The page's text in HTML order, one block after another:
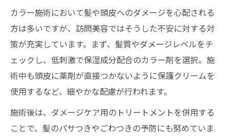
カラー施術において髪や頭皮へのダメージを心配される
方は多いですが、訪問美容ではそうした不安に対する対
策が充実しています。まず、髪質やダメージレベルをチ
ェックし、低刺激で保湿成分配合のカラー剤を選択。施
術中も頭皮に薬剤が直接つかないように保護クリームを
使用するなど、細やかな配慮が行われます。
施術後は、ダメージケア用のトリートメントを併用する
ことで、髪のパサつきやごわつきの予防にも努めていま